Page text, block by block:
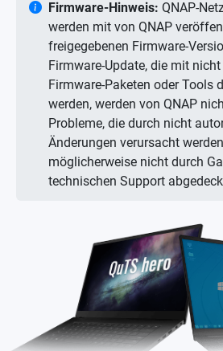
Firmware-Hinweis: QNAP-
werden mit von QNAP
freigegebenen Firmware-
Firmware-Update, die mit
Firmware-Paketen oder Tools
werden, werden von QNAP
Probleme, die durch nicht
Änderungen verursacht
möglicherweise nicht durch
technischen Support